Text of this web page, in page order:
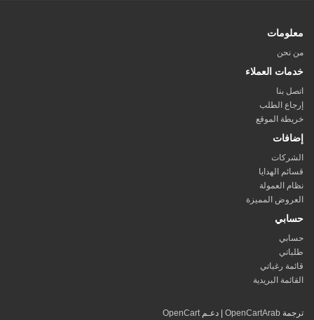
العملاء
بنا
الطلب
الموقع
الهدايا
العمولة
المميزة
رغباتي
البريدية
OpenCartArab| دعـم
OpenCart